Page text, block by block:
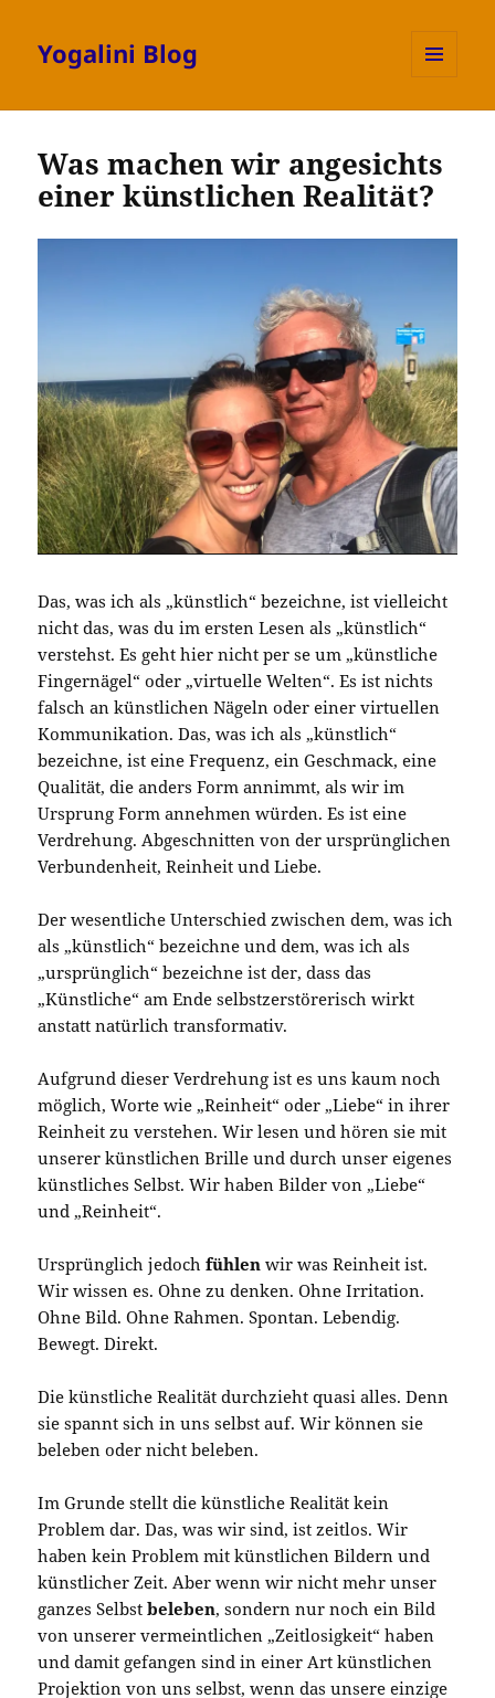
Yogalini Blog
Was machen wir angesichts
einer künstlichen Realität?
Das, was ich als „künstlich“ bezeichne, ist vielleicht
nicht das, was du im ersten Lesen als „künstlich“
verstehst. Es geht hier nicht per se um „künstliche
Fingernägel“ oder „virtuelle Welten“. Es ist nichts
falsch an künstlichen Nägeln oder einer virtuellen
Kommunikation. Das, was ich als „künstlich“
bezeichne, ist eine Frequenz, ein Geschmack, eine
Qualität, die anders Form annimmt, als wir im
Ursprung Form annehmen würden. Es ist eine
Verdrehung. Abgeschnitten von der ursprünglichen
Verbundenheit, Reinheit und Liebe.
Der wesentliche Unterschied zwischen dem, was ich
als „künstlich“ bezeichne und dem, was ich als
„ursprünglich“ bezeichne ist der, dass das
„Künstliche“ am Ende selbstzerstörerisch wirkt
anstatt natürlich transformativ.
Aufgrund dieser Verdrehung ist es uns kaum noch
möglich, Worte wie „Reinheit“ oder „Liebe“ in ihrer
Reinheit zu verstehen. Wir lesen und hören sie mit
unserer künstlichen Brille und durch unser eigenes
künstliches Selbst. Wir haben Bilder von „Liebe“
und „Reinheit“.
Ursprünglich jedochfühlen wir was Reinheit ist.
Wir wissen es. Ohne zu denken. Ohne Irritation.
Ohne Bild. Ohne Rahmen. Spontan. Lebendig.
Bewegt. Direkt.
Die künstliche Realität durchzieht quasi alles. Denn
sie spannt sich in uns selbst auf. Wir können sie
beleben oder nicht beleben.
Im Grunde stellt die künstliche Realität kein
Problem dar. Das, was wir sind, ist zeitlos. Wir
haben kein Problem mit künstlichen Bildern und
künstlicher Zeit. Aber wenn wir nicht mehr unser
ganzes Selbstbeleben, sondern nur noch ein Bild
von unserer vermeintlichen „Zeitlosigkeit“ haben
und damit gefangen sind in einer Art künstlichen
Projektion von uns selbst, wenn das unsere einzige